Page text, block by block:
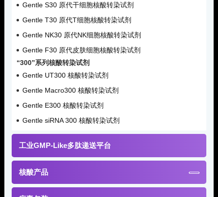
Gentle S30 原代干细胞核酸转染试剂
Gentle T30 原代T细胞核酸转染试剂
Gentle NK30 原代NK细胞核酸转染试剂
Gentle F30 原代皮肤细胞核酸转染试剂
“300”系列核酸转染试剂
Gentle UT300 核酸转染试剂
Gentle Macro300 核酸转染试剂
Gentle E300 核酸转染试剂
Gentle siRNA 300 核酸转染试剂
工业GMP-Like多肽递送平台
核酸产品